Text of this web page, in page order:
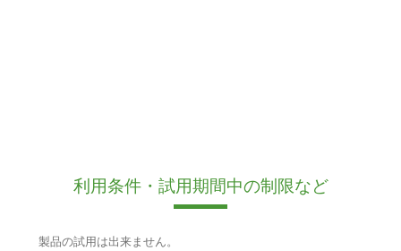
利用条件・試用期間中の制限など
製品の試用は出来ません。